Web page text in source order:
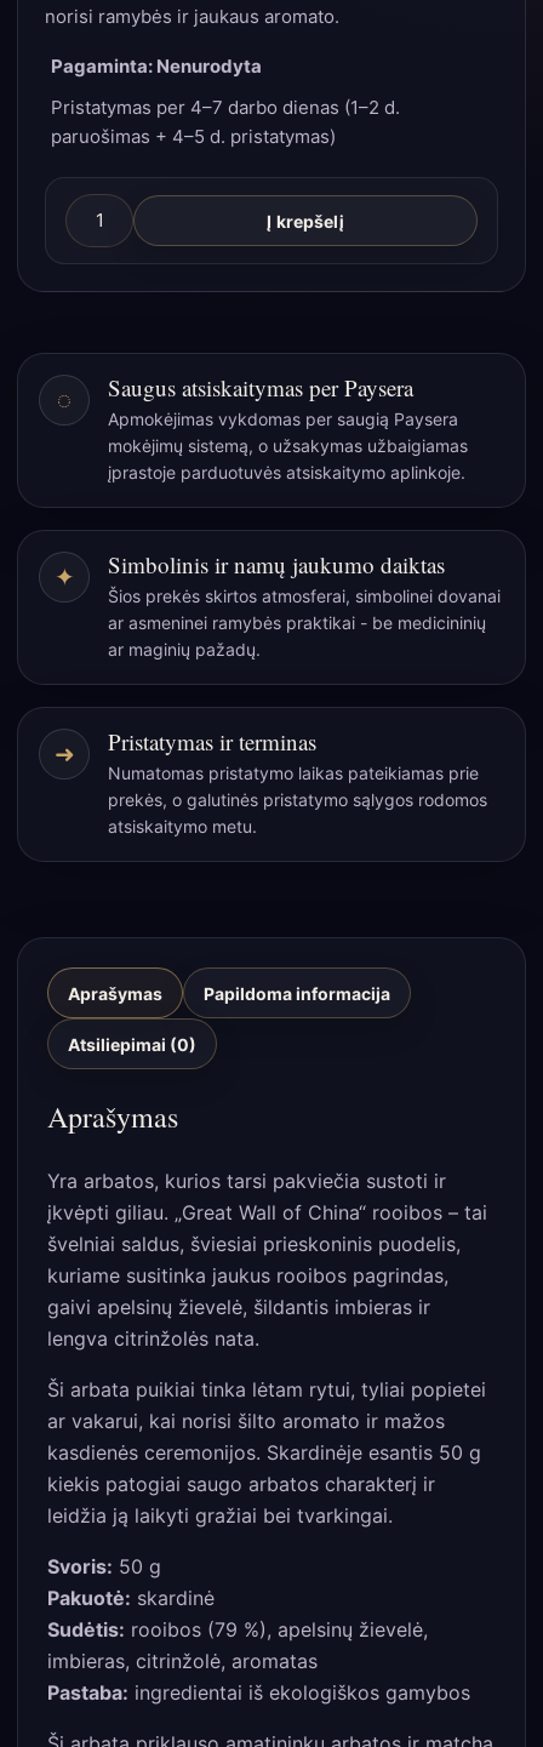
norisi ramybės ir jaukaus aromato.
Pagaminta: Nenurodyta
Pristatymas per 4–7 darbo dienas (1–2 d.
paruošimas + 4–5 d. pristatymas)
produkto
kiekis:
Rooibos
of
China“
citrusų
ir
imbiero
jaukumas
skardinėje
Į krepšelį
◌ Saugus atsiskaitymas per Paysera
Apmokėjimas vykdomas per saugią Paysera
mokėjimų sistemą, o užsakymas užbaigiamas
įprastoje parduotuvės atsiskaitymo aplinkoje.
✦ Simbolinis ir namų jaukumo daiktas
Šios prekės skirtos atmosferai, simbolinei dovanai
ar asmeninei ramybės praktikai - be medicininių
ar maginių pažadų.
➜ Pristatymas ir terminas
Numatomas pristatymo laikas pateikiamas prie
prekės, o galutinės pristatymo sąlygos rodomos
atsiskaitymo metu.
Aprašymas Papildoma informacija
Atsiliepimai (0)
Aprašymas
Yra arbatos, kurios tarsi pakviečia sustoti ir
įkvėpti giliau. „Great Wall of China“ rooibos – tai
švelniai saldus, šviesiai prieskoninis puodelis,
kuriame susitinka jaukus rooibos pagrindas,
gaivi apelsinų žievelė, šildantis imbieras ir
lengva citrinžolės nata.
Ši arbata puikiai tinka lėtam rytui, tyliai popietei
ar vakarui, kai norisi šilto aromato ir mažos
kasdienės ceremonijos. Skardinėje esantis 50 g
kiekis patogiai saugo arbatos charakterį ir
leidžia ją laikyti gražiai bei tvarkingai.
Svoris: 50 g
Pakuotė: skardinė
Sudėtis: rooibos (79 %), apelsinų žievelė,
imbieras, citrinžolė, aromatas
Pastaba: ingredientai iš ekologiškos gamybos